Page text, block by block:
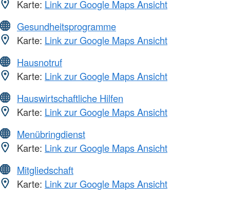
Karte: Link zur Google Maps Ansicht
Gesundheitsprogramme
Karte: Link zur Google Maps Ansicht
Hausnotruf
Karte: Link zur Google Maps Ansicht
Hauswirtschaftliche Hilfen
Karte: Link zur Google Maps Ansicht
Menübringdienst
Karte: Link zur Google Maps Ansicht
Mitgliedschaft
Karte: Link zur Google Maps Ansicht